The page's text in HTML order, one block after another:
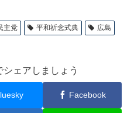
主党 平和祈念式典
広島
ェアしましょう
Facebook